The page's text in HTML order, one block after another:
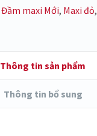
Đầm maxi Mới, Maxi đỏ,
Thông tin sản phẩm
Thông tin bổ sung